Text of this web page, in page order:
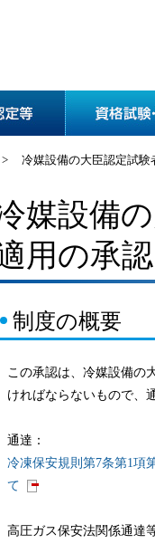
協会案内
> 冷媒設備の大臣認定試
媒設備
用の承認
制度の概要
この承認は、冷媒設備の
ければならないもので、
通達：
冷凍保安規則第7条第1項
て
高圧ガス保安法関係通達